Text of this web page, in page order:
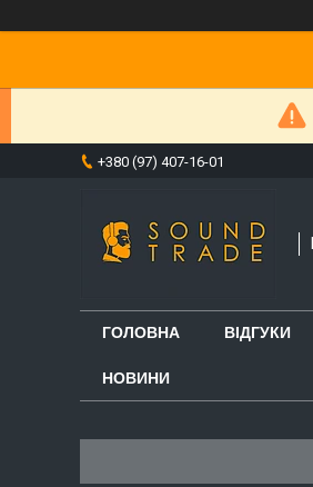
+380 (97) 407-16-01
ГОЛОВНА ВІДГУКИ
НОВИНИ